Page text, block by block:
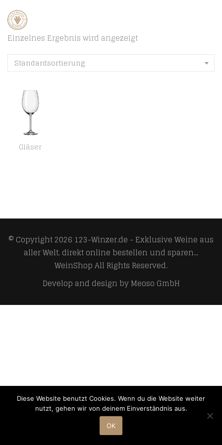
Einzelnes Ergebnis wird angezeigt
Standardsortierung
Gläser
© Copyright 2026 123-Winzer.de - Exklusive Weine aus
aller Welt, direkt online bestellen und sparen...
WeinShopAll Rights Reserved.
Develop and design byMeoso GmbH
Diese Website benutzt Cookies. Wenn du die Website weiter
nutzt, gehen wir von deinem Einverständnis aus.
OK